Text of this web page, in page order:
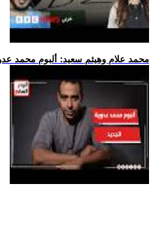
.. محمد علام وهيثم سعيد: ألبوم محمد